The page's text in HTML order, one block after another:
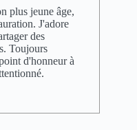
plus jeune âge,
J'adore
des
Toujours
d'honneur à